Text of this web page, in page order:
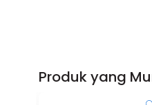
Produk yang